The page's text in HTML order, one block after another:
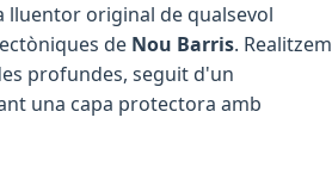
lluentor original de qualsevol
de Nou Barris. Realitzem
profundes, seguit d'un
una capa protectora amb